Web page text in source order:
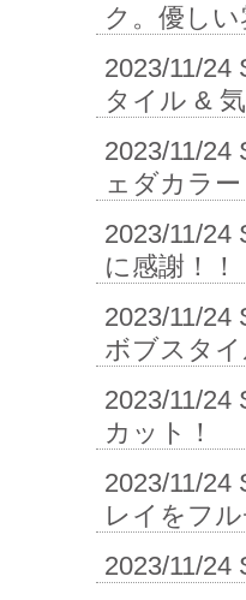
ク。優し
2023/11/24
タイル &
2023/11/24
ェダカラー
2023/11/24
に感謝！！
2023/11/24
ボブスタイ
2023/11/24
カット！
2023/11/24
レイをフル
2023/11/24